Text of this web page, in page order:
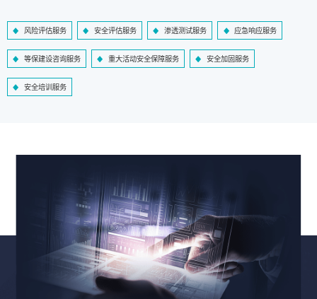
风险评估服务 安全评估服务 渗透测试服务 应急响应服务
等保建设咨询服务 重大活动安全保障服务 安全加固服务
安全培训服务